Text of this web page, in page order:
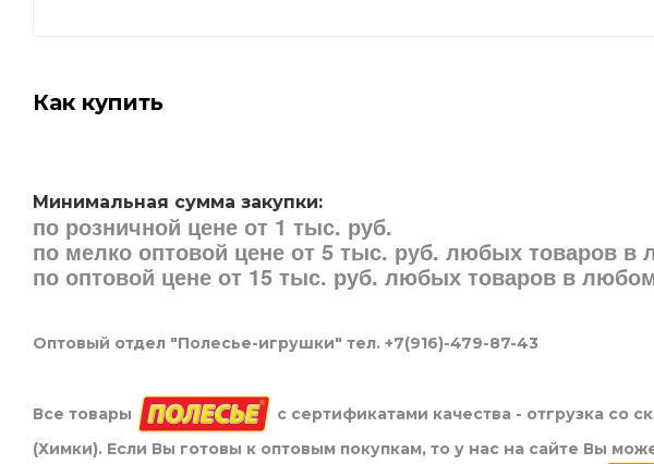
Как купить
Минимальная сумма закупки:
по розничной цене от 1 тыс. руб.
по мелко оптовой цене от 5 тыс. руб. любых товаров в
по оптовой цене от 15 тыс. руб. любых товаров в
Оптовый отдел "Полесье-игрушки" тел. +7(916)-479-87-43
Все товары
с сертификатами качества - отгрузка со
(Химки). Если Вы готовы к оптовым покупкам, то у нас на сайте Вы